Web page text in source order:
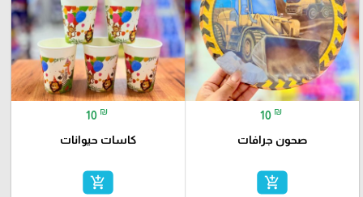
10 ₪
صحون جرافات
add_shopping_cart
10 ₪
كاسات حيوانات
add_shopping_cart